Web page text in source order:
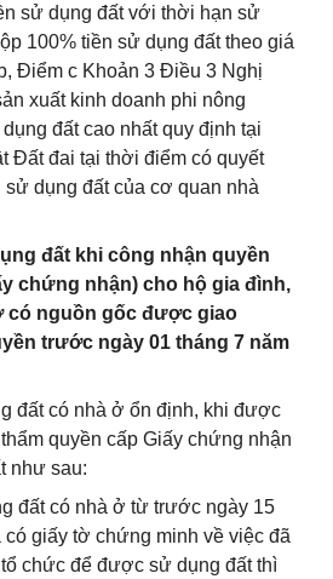
sử dụng đất với thời hạn sử
100% tiền sử dụng đất theo giá
Điểm c Khoản 3 Điều 3 Nghị
xuất kinh doanh phi nông
đất cao nhất quy định tại
Đất đai tại thời điểm có quyết
dụng đất của cơ quan nhà
đất khi công nhận quyền
chứng nhận) cho hộ gia đình,
có nguồn gốc được giao
trước ngày 01 tháng 7 năm
đất có nhà ở ổn định, khi được
quyền cấp Giấy chứng nhận
như sau:
đất có nhà ở từ trước ngày 15
có giấy tờ chứng minh về việc đã
chức để được sử dụng đất thì